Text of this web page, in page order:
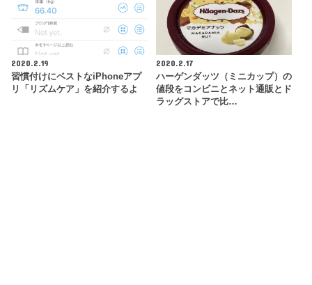
2020.2.19
習慣付けにベストなiPhoneアプ
リ「リズムケア」を紹介するよ
2020.2.17
ハーゲンダッツ（ミニカップ）の
値段をコンビニとネット通販とド
ラッグストアで比…